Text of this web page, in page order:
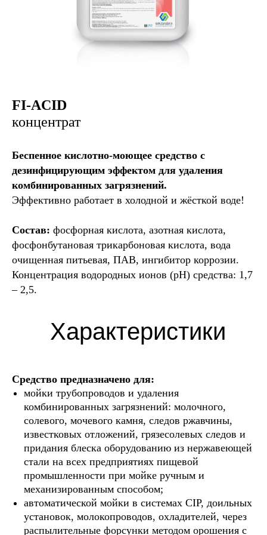
FI-ACID
концентрат
Беспенное кислотно-моющее средство с
дезинфицирующим эффектом для удаления
комбинированных загрязнений.
Эффективно работает в холодной и жёсткой воде!
Cостав: фосфорная кислота, азотная кислота,
фосфонбутановая трикарбоновая кислота, вода
очищенная питьевая, ПАВ, ингибитор коррозии.
Концентрация водородных ионов (рН) средства: 1,7
– 2,5.
Характеристики
Средство предназначено для:
мойки трубопроводов и удаления
комбинированных загрязнений: молочного,
солевого, мочевого камня, следов ржавчины,
известковых отложений, грязесолевых следов и
придания блеска оборудованию из нержавеющей
стали на всех предприятиях пищевой
промышленности при мойке ручным и
механизированным способом;
автоматической мойки в системах CIP, доильных
установок, молокопроводов, охладителей, через
распылительные форсунки методом орошения с